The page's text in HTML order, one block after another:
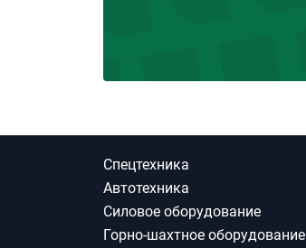
Спецтехника
Автотехника
Силовое оборудование
Горно-шахтное оборудование